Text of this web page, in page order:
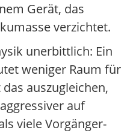
Gerät, das
verzichtet.
unerbittlich: Ein
weniger Raum für
auszugleichen,
auf
viele Vorgänger-